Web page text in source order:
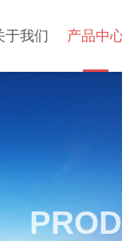
于我们 产品中